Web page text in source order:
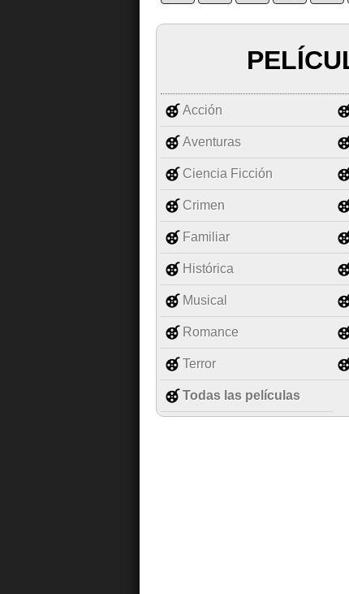
Acción
Aventuras
Ciencia Ficción
Crimen
Familiar
Histórica
Musical
Romance
Terror
Todas las películas